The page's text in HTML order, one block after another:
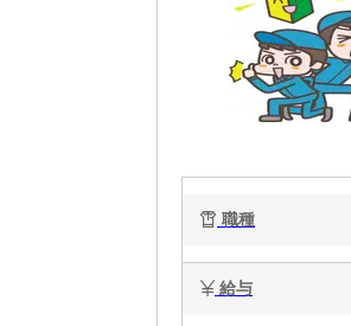
職種
給与